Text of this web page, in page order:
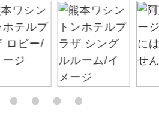
泊ホテルに露天風呂が付いていま
泊ホテルに大浴場が付いています。
心配はいりません。（機内食を除